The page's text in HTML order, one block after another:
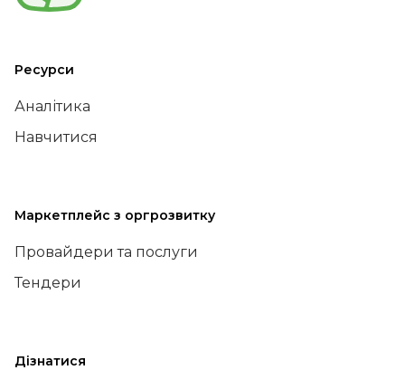
Ресурси
Аналітика
Навчитися
Маркетплейс з оргрозвитку
Провайдери та послуги
Тендери
Дізнатися